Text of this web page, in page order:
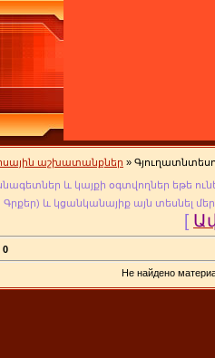
աշխատանքներ »
և կայքի օգտվողներ եթե
Գրքեր) և կցանկանայիք այն տեսնել
[
0
Не найдено